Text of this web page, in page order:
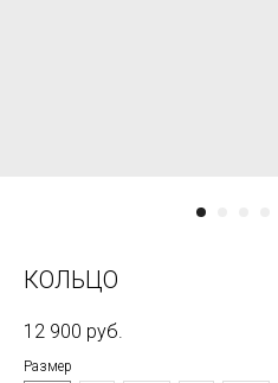
КОЛЬЦО
12 900 руб.
Размер